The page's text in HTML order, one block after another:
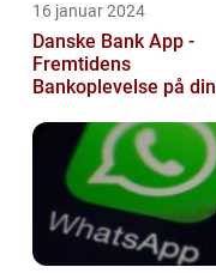
16 januar 2024
Danske Bank App -
Fremtidens
Bankoplevelse på din